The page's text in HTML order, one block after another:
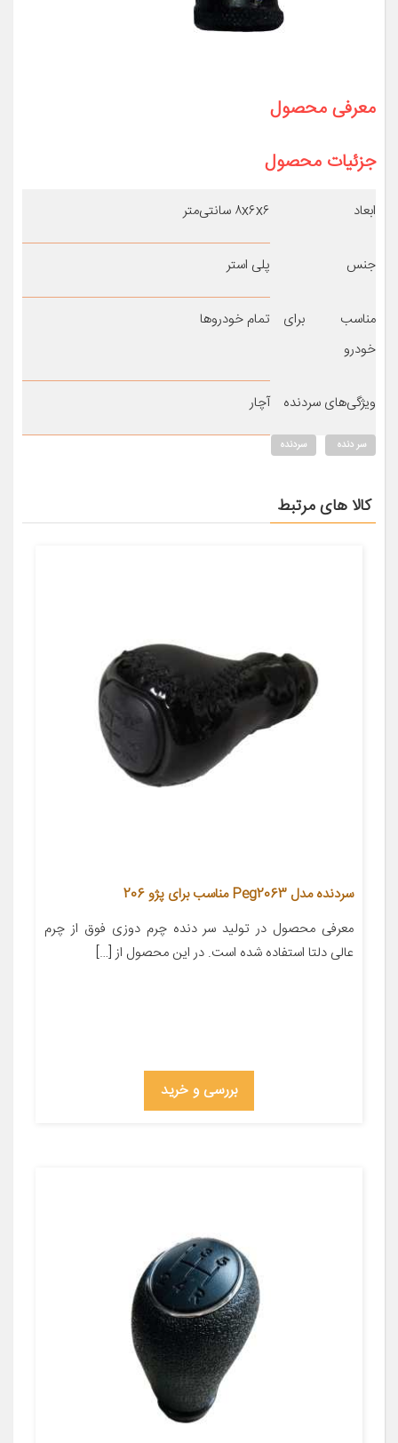
معرفی محصول
جزئیات محصول
ابعاد ۸x۶x۶ سانتی‌متر
جنس پلی استر
مناسب برای
خودرو
تمام خودروها
ویژگی‌های سردنده آچار
سر دنده سردنده
کالا های مرتبط
سردنده مدل Peg2063 مناسب برای پژو 206
معرفی محصول در تولید سر دنده چرم دوزی فوق از چرم
عالی دلتا استفاده شده است. در این محصول از […]
بررسی و خرید